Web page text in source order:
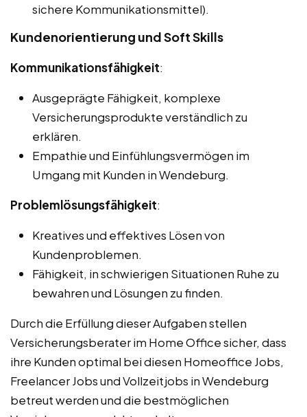
sichere Kommunikationsmittel).
Kundenorientierung und Soft Skills
Kommunikationsfähigkeit:
Ausgeprägte Fähigkeit, komplexe
Versicherungsprodukte verständlich zu
erklären.
Empathie und Einfühlungsvermögen im
Umgang mit Kunden in Wendeburg.
Problemlösungsfähigkeit:
Kreatives und effektives Lösen von
Kundenproblemen.
Fähigkeit, in schwierigen Situationen Ruhe zu
bewahren und Lösungen zu finden.
Durch die Erfüllung dieser Aufgaben stellen
Versicherungsberater im Home Office sicher, dass
ihre Kunden optimal bei diesen Homeoffice Jobs,
Freelancer Jobs und Vollzeitjobs in Wendeburg
betreut werden und die bestmöglichen